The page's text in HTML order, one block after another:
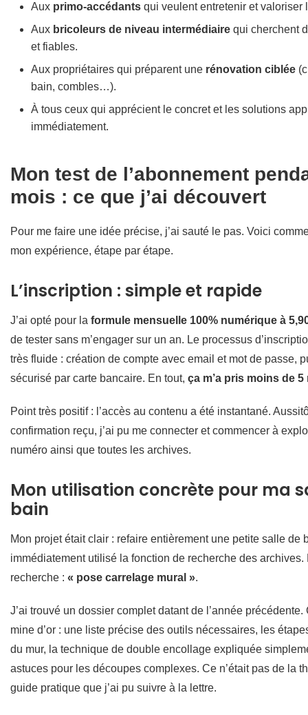
Aux primo-accédants qui veulent entretenir et valoriser
Aux bricoleurs de niveau intermédiaire qui cherchent
et fiables.
Aux propriétaires qui préparent une rénovation ciblée
bain, combles…).
À tous ceux qui apprécient le concret et les solutions
immédiatement.
Mon test de l’abonnement
mois : ce que j’ai découvert
Pour me faire une idée précise, j’ai sauté le pas. Voici
mon expérience, étape par étape.
L’inscription : simple et rapide
J’ai opté pour la formule mensuelle 100% numérique à
de tester sans m’engager sur un an. Le processus
très fluide : création de compte avec email et mot de passe,
sécurisé par carte bancaire. En tout, ça m’a pris moins de
Point très positif : l’accès au contenu a été instantané.
confirmation reçu, j’ai pu me connecter et commencer à
numéro ainsi que toutes les archives.
Mon utilisation concrète pour ma
bain
Mon projet était clair : refaire entièrement une petite salle de
immédiatement utilisé la fonction de recherche des archives.
recherche : « pose carrelage mural ».
J’ai trouvé un dossier complet datant de l’année précédente.
mine d’or : une liste précise des outils nécessaires, les
du mur, la technique de double encollage expliquée
astuces pour les découpes complexes. Ce n’était pas de la
guide pratique que j’ai pu suivre à la lettre.